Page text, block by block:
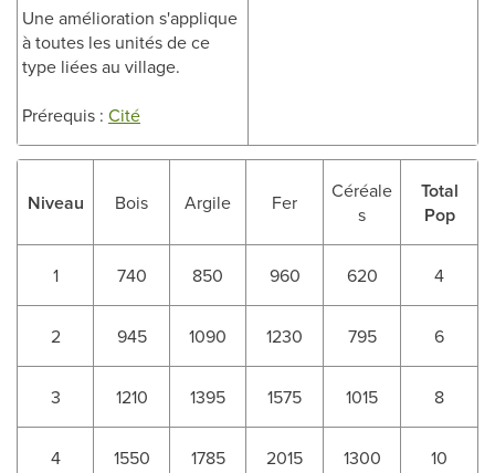
Une amélioration s'applique
à toutes les unités de ce
type liées au village.
Prérequis : Cité
Niveau Bois Argile Fer
Céréale
s
Total
Pop
1 740 850 960 620 4
2 945 1090 1230 795 6
3 1210 1395 1575 1015 8
4 1550 1785 2015 1300 10